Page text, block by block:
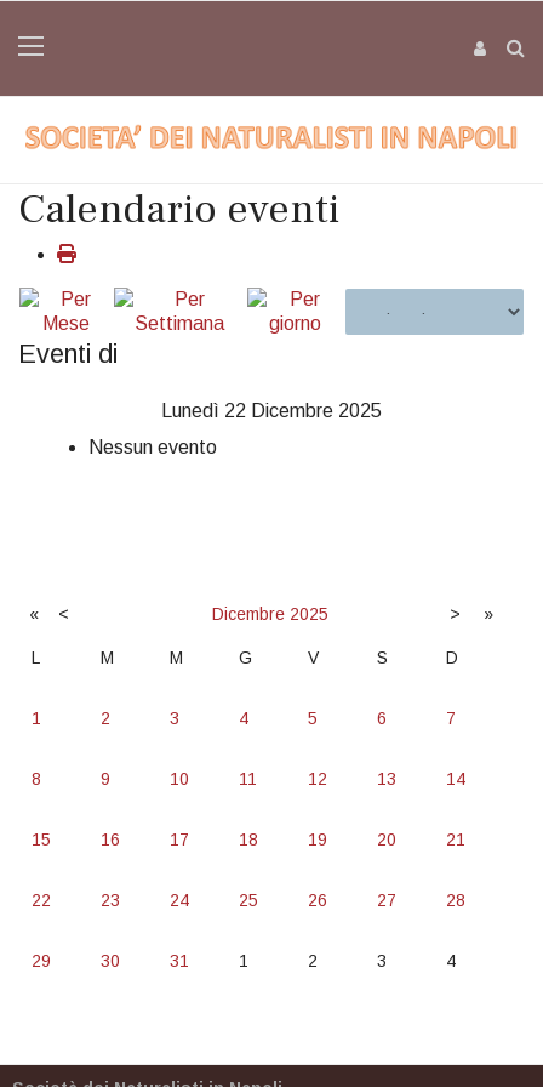
Calendario eventi
Eventi di
Lunedì 22 Dicembre 2025
Nessun evento
« < Dicembre 2025 > »
L M M G V S D
1 2 3 4 5 6 7
8 9 10 11 12 13 14
15 16 17 18 19 20 21
22 23 24 25 26 27 28
29 30 31 1 2 3 4